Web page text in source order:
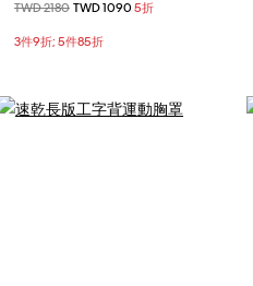
價格扣減從
TWD 2180 至
TWD 1090 5折
3件9折; 5件85折